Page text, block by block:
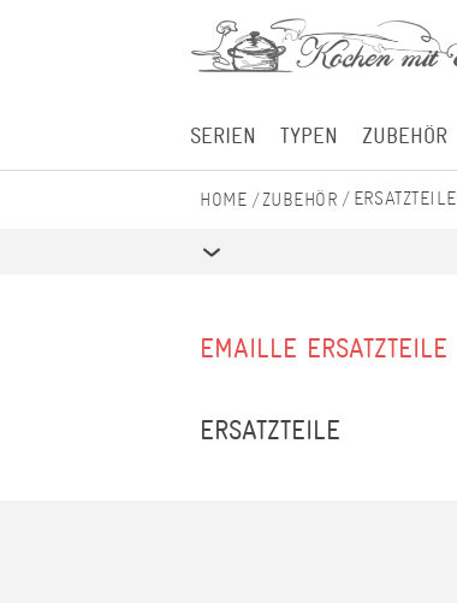
SERIEN TYPEN ZUBEHÖR
ZUBEHÖR ERSATZTEILE
EMAILLE ERSATZTEILE
ERSATZTEILE